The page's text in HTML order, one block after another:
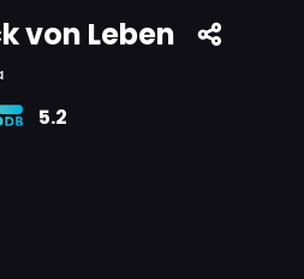
von Leben
5.2